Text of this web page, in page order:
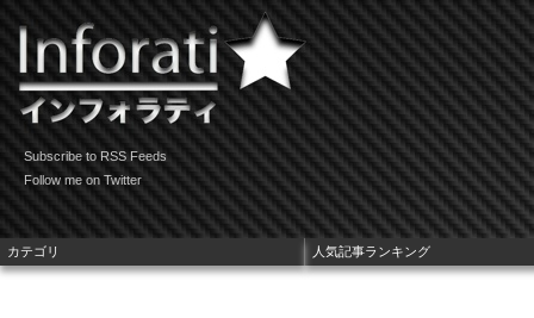
Subscribe to RSS Feeds
Follow me on Twitter
カテゴリ 人気記事ランキング